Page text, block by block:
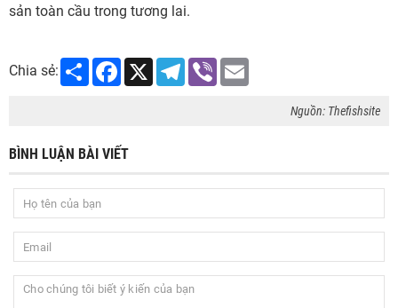
sản toàn cầu trong tương lai.
Chia sẻ: Share Facebook
X Telegram
Viber
Nguồn: Thefishsite
BÌNH LUẬN BÀI VIẾT